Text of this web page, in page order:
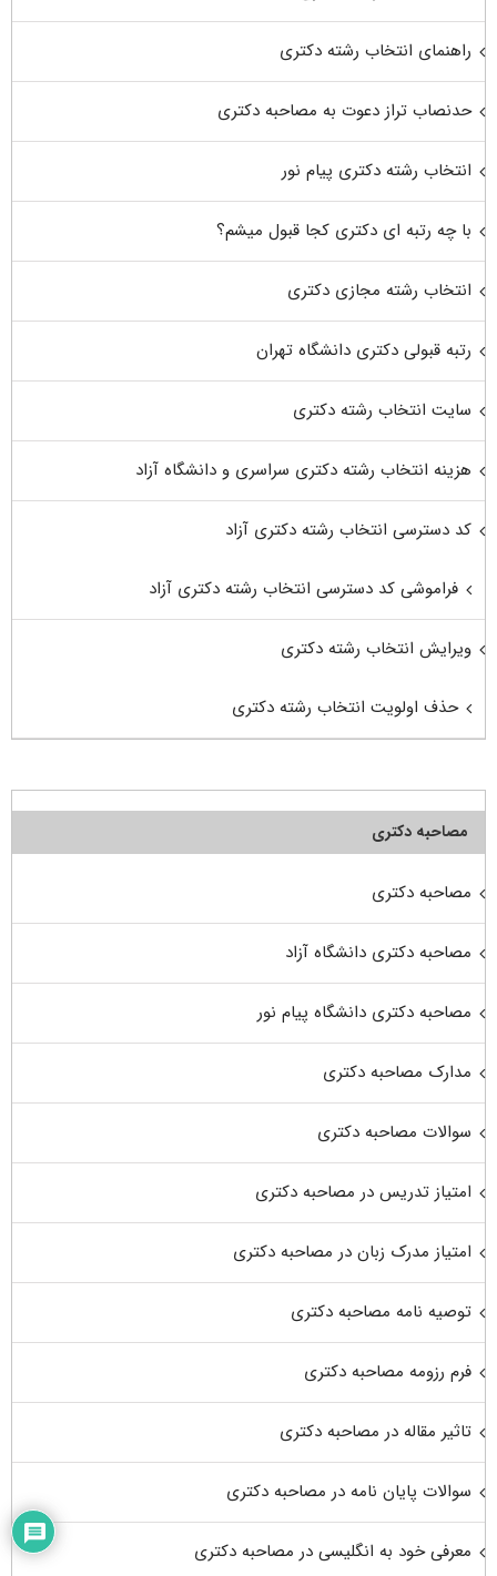
راهنمای انتخاب رشته دکتری
حدنصاب تراز دعوت به مصاحبه دکتری
انتخاب رشته دکتری پیام نور
با چه رتبه ای دکتری کجا قبول میشم؟
انتخاب رشته مجازی دکتری
رتبه قبولی دکتری دانشگاه تهران
سایت انتخاب رشته دکتری
هزینه انتخاب رشته دکتری سراسری و دانشگاه آزاد
کد دسترسی انتخاب رشته دکتری آزاد
فراموشی کد دسترسی انتخاب رشته دکتری آزاد
ویرایش انتخاب رشته دکتری
حذف اولویت انتخاب رشته دکتری
مصاحبه دکتری
مصاحبه دکتری
مصاحبه دکتری دانشگاه آزاد
مصاحبه دکتری دانشگاه پیام نور
مدارک مصاحبه دکتری
سوالات مصاحبه دکتری
امتیاز تدریس در مصاحبه دکتری
امتیاز مدرک زبان در مصاحبه دکتری
توصیه نامه مصاحبه دکتری
فرم رزومه مصاحبه دکتری
تاثیر مقاله در مصاحبه دکتری
سوالات پایان نامه در مصاحبه دکتری
معرفی خود به انگلیسی در مصاحبه دکتری